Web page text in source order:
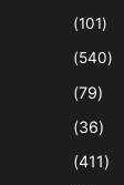
(101)
(540)
(79)
(36)
(411)